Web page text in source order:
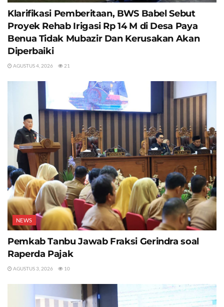
Klarifikasi Pemberitaan, BWS Babel Sebut
Proyek Rehab Irigasi Rp 14 M di Desa Paya
Benua Tidak Mubazir Dan Kerusakan Akan
Diperbaiki
AGUSTUS 4, 2026 21
NEWS
Pemkab Tanbu Jawab Fraksi Gerindra soal
Raperda Pajak
AGUSTUS 3, 2026 10